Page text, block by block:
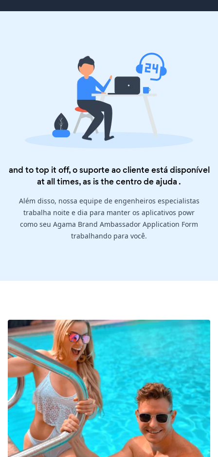
and to top it off, o suporte ao cliente está disponível
at all times, as is thecentro de ajuda .
Além disso, nossa equipe de engenheiros especialistas
trabalha noite e dia para manter os aplicativos powr
como seu Agama Brand Ambassador Application Form
trabalhando para você.